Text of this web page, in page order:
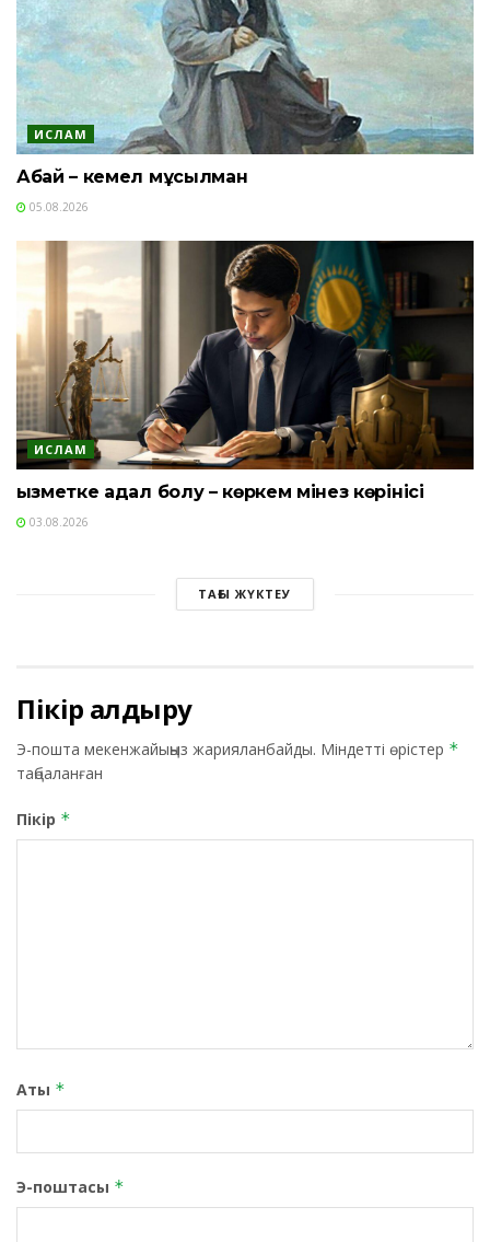
ИСЛАМ
Абай – кемел мұсылман
05.08.2026
ИСЛАМ
Қызметке адал болу – көркем мінез көрінісі
03.08.2026
ТАҒЫ ЖҮКТЕУ
Пікір қалдыру
Э-пошта мекенжайыңыз жарияланбайды. Міндетті өрістер *
таңбаланған
Пікір *
Аты *
Э-поштасы *